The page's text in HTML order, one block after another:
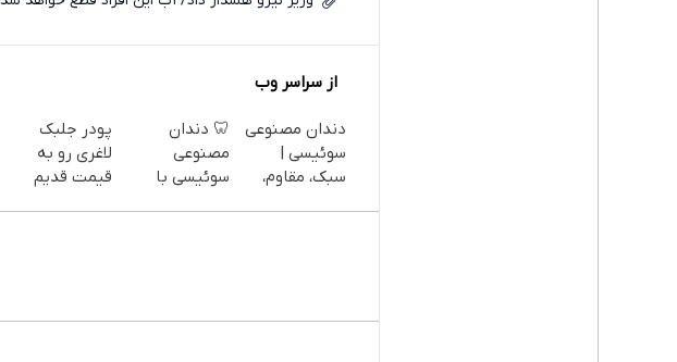
از سراسر وب
دندان مصنوعی
سوئیسی |
سبک، مقاوم،
🦷 دندان
مصنوعی
سوئیسی با
پودر جلبک
لاغری رو به
قیمت قدیم